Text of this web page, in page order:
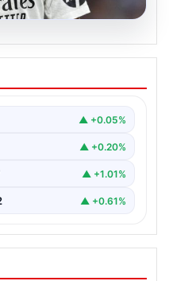
sürpriz
görüşmelerin son
▲ +0.05%
▲ +0.20%
▲ +1.01%
▲ +0.61%